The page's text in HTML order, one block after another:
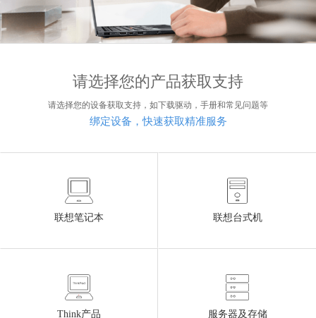
请选择您的产品获取支持
请选择您的设备获取支持，如下载驱动，手册和常见问题等
绑定设备，快速获取精准服务
联想笔记本 联想台式机
Think产品 服务器及存储